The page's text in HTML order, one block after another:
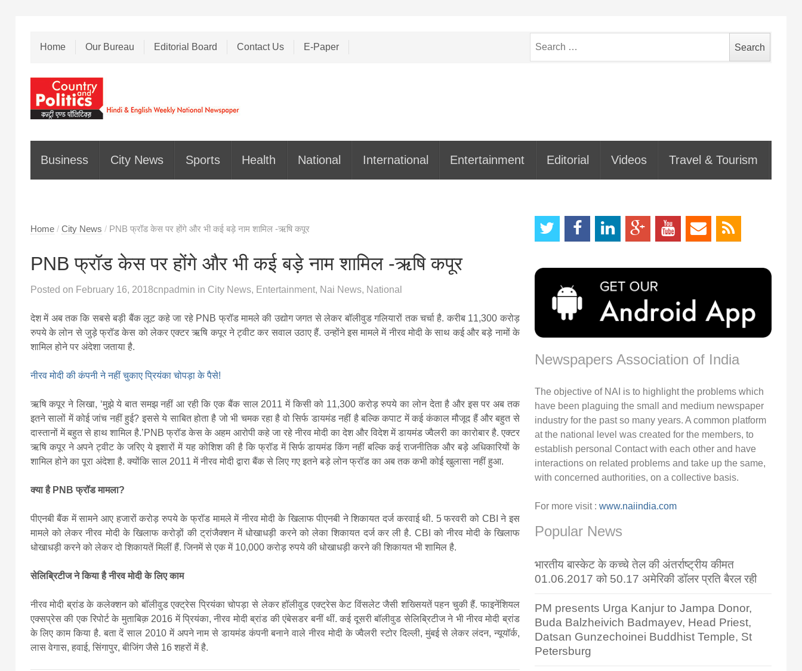
Home Our Bureau Editorial Board Contact Us E-Paper
for:
Business City News Sports Health National International Entertainment Editorial Videos Travel & Tourism
Home / City News / PNB फ्रॉड केस पर होंगे और भी कई बड़े नाम शामिल -ऋषि कपूर
PNB फ्रॉड केस पर होंगे और भी कई बड़े नाम शामिल -ऋषि कपूर
Posted on February 16, 2018cnpadmin in City News, Entertainment, Nai News, National
देश में अब तक कि सबसे बड़ी बैंक लूट कहे जा रहे PNB फ्रॉड मामले की उद्योग जगत से लेकर बॉलीवुड गलियारों तक चर्चा है. करीब 11,300 करोड़
रुपये के लोन से जुड़े फ्रॉड केस को लेकर एक्टर ऋषि‍ कपूर ने ट्वीट कर सवाल उठाए हैं. उन्होंने इस मामले में नीरव मोदी के साथ कई और बड़े नामों के
शामिल होने पर अंदेशा जताया है.
नीरव मोदी की कंपनी ने नहीं चुकाए प्रियंका चोपड़ा के पैसे!
ऋषि‍ कपूर ने लिखा, ‘मुझे ये बात समझ नहीं आ रही कि एक बैंक साल 2011 में किसी को 11,300 करोड़ रुपये का लोन देता है और इस पर अब तक
इतने सालों में कोई जांच नहीं हुई? इससे ये साबि‍त होता है जो भी चमक रहा है वो सिर्फ डायमंड नहीं है बल्कि कपाट में कई कंकाल मौजूद हैं और बहुत से
दास्तानों में बहुत से हाथ शामिल है.’PNB फ्रॉड केस के अहम आरोपी कहे जा रहे नीरव मोदी का देश और विदेश में डायमंड ज्वैलरी का कारोबार है. एक्टर
ऋषि कपूर ने अपने ट्वीट के जरिए ये इशारों में यह कोशि‍श की है कि फ्रॉड में सिर्फ डायमंड किंग नहीं बल्‍कि कई राजनीतिक और बड़े अधि‍कारियों के
शामिल होने का पूरा अंदेशा है. क्योंकि साल 2011 में नीरव मोदी द्वारा बैंक से लिए गए इतने बड़े लोन फ्रॉड का अब तक कभी कोई खुलासा नहीं हुआ.
क्या है PNB फ्रॉड मामला?
पीएनबी बैंक में सामने आए हजारों करोड़ रुपये के फ्रॉड मामले में नीरव मोदी के खि‍लाफ पीएनबी ने शि‍कायत दर्ज करवाई थी. 5 फरवरी को CBI ने इस
मामले को लेकर नीरव मोदी के खि‍लाफ करोड़ों की ट्रांजैक्शन में धोखाधड़ी करने को लेका शि‍कायत दर्ज कर ली है. CBI को नीरव मोदी के खि‍लाफ
धोखाधड़ी करने को लेकर दो शि‍कायतें मिलीं हैं. जिनमें से एक में 10,000 करोड़ रुपये की धोखाधड़ी करने की शिकायत भी शामिल है.
सेलिब्रिटीज ने किया है नीरव मोदी के लिए काम
नीरव मोदी ब्रांड के कलेक्शन को बॉलीवुड एक्ट्रेस प्रियंका चोपड़ा से लेकर हॉलीवुड एक्ट्रेस केट विंसलेट जैसी शख्सियतें पहन चुकी हैं. फाइनेंशियल
एक्सप्रेस की एक रिपोर्ट के मुताबिक़ 2016 में प्रियंका, नीरव मोदी ब्रांड की एंबेसडर बनीं थीं. कई दूसरी बॉलीवुड सेलिब्रिटीज ने भी नीरव मोदी ब्रांड
के लिए काम किया है. बता दें साल 2010 में अपने नाम से डायमंड कंपनी बनाने वाले नीरव मोदी के ज्वैलरी स्टोर दिल्ली, मुंबई से लेकर लंदन, न्यूयॉर्क,
लास वेगास, हवाई, सिंगापुर, बीजिंग जैसे 16 शहरों में है.
Newspapers Association of India
The objective of NAI is to highlight the problems which
have been plaguing the small and medium newspaper
industry for the past so many years. A common platform
at the national level was created for the members, to
establish personal Contact with each other and have
interactions on related problems and take up the same,
with concerned authorities, on a collective basis.
For more visit : www.naiindia.com
Popular News
भारतीय बास्केट के कच्चे तेल की अंतर्राष्ट्रीय कीमत
01.06.2017 को 50.17 अमेरिकी डॉलर प्रति बैरल रही
PM presents Urga Kanjur to Jampa Donor,
Buda Balzheivich Badmayev, Head Priest,
Datsan Gunzechoinei Buddhist Temple, St
Petersburg